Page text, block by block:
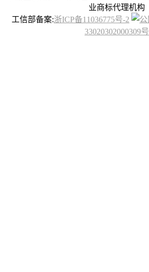
业商标代理机构
工信部备案:浙ICP备11036775号-2
33020302000309号